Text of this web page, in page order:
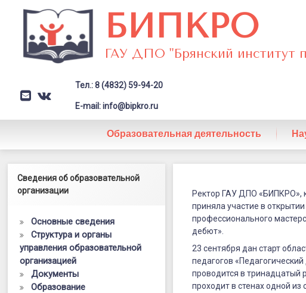
содержимому
БИПКРО
ГАУ ДПО "Брянский институт
E-mail
VK Заголовок сайта → второстепенный
Тел.: 8 (4832) 59-94-20
E-mail: info@bipkro.ru
Образовательная деятельность
областной
конкурс
«Педагогический
дебют»
ГАУ ДПО "БИПКРО"
Ректор ГАУ ДПО «БИПКРО»,
приняла участие в открытии
профессионального
дебют».
23 сентября дан старт
педагогов
проводится в тринадцатый
проходит в стенах одной
Левый сайдбар
Сведения об образовательной
организации
Основные сведения
Структура и органы
управления образовательной
организацией
Документы
Образование